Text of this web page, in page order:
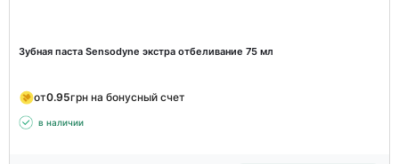
Зубная паста Sensodyne экстра отбеливание 75 мл
от0.95грн на бонусный счет
в наличии